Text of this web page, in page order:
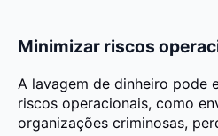
Minimizar riscos
A lavagem de dinheiro pode
riscos operacionais, como
organizações criminosas,